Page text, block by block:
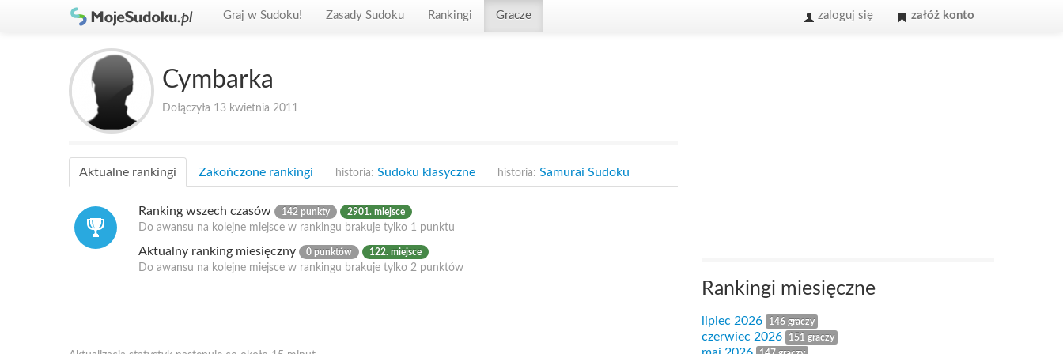
Graj w Sudoku! Zasady Sudoku Rankingi Gracze zaloguj się załóż konto
Cymbarka
Dołączyła 13 kwietnia 2011
Aktualne rankingi Zakończone rankingi historia: Sudoku klasyczne historia: Samurai Sudoku
Ranking wszech czasów 142 punkty 2901. miejsce
Do awansu na kolejne miejsce w rankingu brakuje tylko 1 punktu
Aktualny ranking miesięczny 0 punktów 122. miejsce
Do awansu na kolejne miejsce w rankingu brakuje tylko 2 punktów
Rankingi miesięczne
lipiec 2026 146 graczy
czerwiec 2026 151 graczy